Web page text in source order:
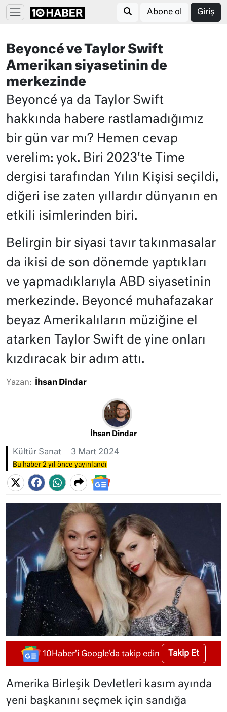
Abone ol Giriş
Beyoncé ve Taylor Swift
Amerikan siyasetinin de
merkezinde
Beyoncé ya da Taylor Swift
hakkında habere rastlamadığımız
bir gün var mı? Hemen cevap
verelim: yok. Biri 2023'te Time
dergisi tarafından Yılın Kişisi seçildi,
diğeri ise zaten yıllardır dünyanın en
etkili isimlerinden biri.
Belirgin bir siyasi tavır takınmasalar
da ikisi de son dönemde yaptıkları
ve yapmadıklarıyla ABD siyasetinin
merkezinde. Beyoncé muhafazakar
beyaz Amerikalıların müziğine el
atarken Taylor Swift de yine onları
kızdıracak bir adım attı.
Yazan: İhsan Dindar
İhsan Dindar
Kültür Sanat 3 Mart 2024
Bu haber 2 yıl önce yayınlandı
10Haber'i Google'da takip edin Takip Et
Amerika Birleşik Devletleri kasım ayında
yeni başkanını seçmek için sandığa